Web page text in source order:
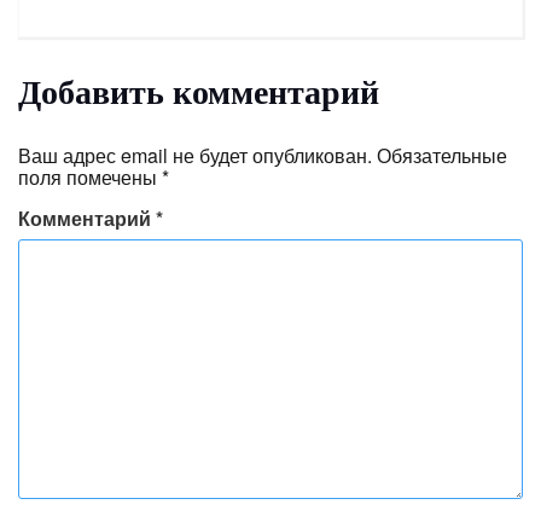
Добавить комментарий
Ваш адрес email не будет опубликован. Обязательные
поля помечены *
Комментарий *